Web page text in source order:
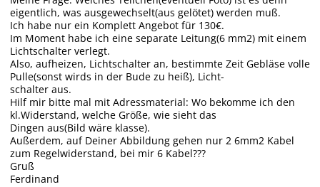
eigentlich, was ausgewechselt(aus gelötet) werden muß.
Ich habe nur ein Komplett Angebot für 130€.
Im Moment habe ich eine separate Leitung(6 mm2) mit einem
Lichtschalter verlegt.
Also, aufheizen, Lichtschalter an, bestimmte Zeit Gebläse volle
Pulle(sonst wirds in der Bude zu heiß), Licht-
schalter aus.
Hilf mir bitte mal mit Adressmaterial: Wo bekomme ich den
kl.Widerstand, welche Größe, wie sieht das
Dingen aus(Bild wäre klasse).
Außerdem, auf Deiner Abbildung gehen nur 2 6mm2 Kabel
zum Regelwiderstand, bei mir 6 Kabel???
Gruß
Ferdinand